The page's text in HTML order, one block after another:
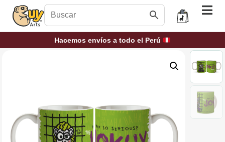
Hacemos envíos a todo el Perú